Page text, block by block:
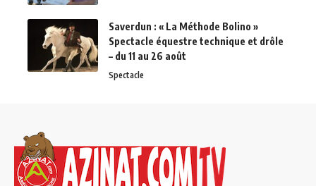
Saverdun : « La Méthode Bolino »
Spectacle équestre technique et drôle
– du 11 au 26 août
Spectacle